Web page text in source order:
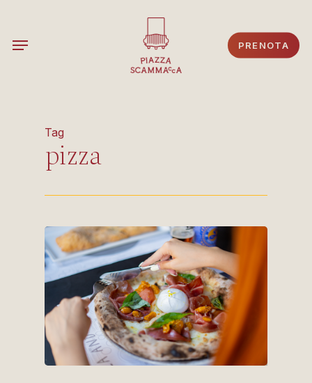
main
PRENOTA
Menu
Tag
pizza